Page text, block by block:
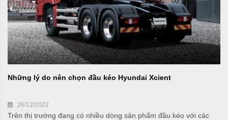
Những lý do nên chọn đầu kéo Hyundai Xcient
26/12/2022
Trên thị trường đang có nhiều dòng sản phẩm đầu kéo với các